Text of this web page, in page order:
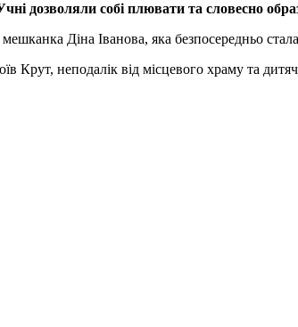
дозволяли собі плювати та словесно
мешканка Діна Іванова, яка безпосередньо
Крут, неподалік від місцевого храму та